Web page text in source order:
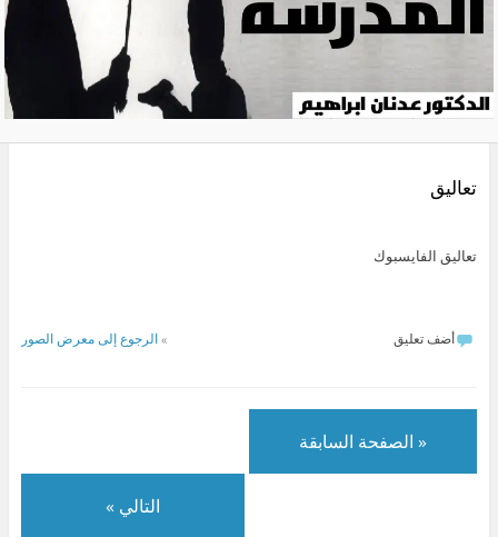
تعاليق
تعاليق الفايسبوك
الرجوع إلى معرض الصور أضف تعليق
« الصفحة السابقة
التالي »